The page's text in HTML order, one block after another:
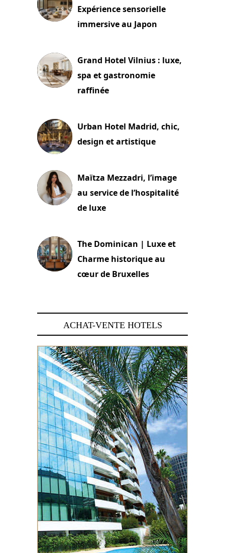
Expérience sensorielle
immersive au Japon
Grand Hotel Vilnius : luxe,
spa et gastronomie
raffinée
Urban Hotel Madrid, chic,
design et artistique
Maïtza Mezzadri, l’image
au service de l’hospitalité
de luxe
The Dominican | Luxe et
Charme historique au
cœur de Bruxelles
ACHAT-VENTE HOTELS